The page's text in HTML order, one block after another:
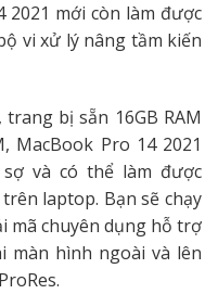
2021 mới còn làm được
vi xử lý nâng tầm kiến
bị sẵn 16GB RAM
MacBook Pro 14 2021
và có thể làm được
laptop. Bạn sẽ chạy
mã chuyên dụng hỗ trợ
màn hình ngoài và lên